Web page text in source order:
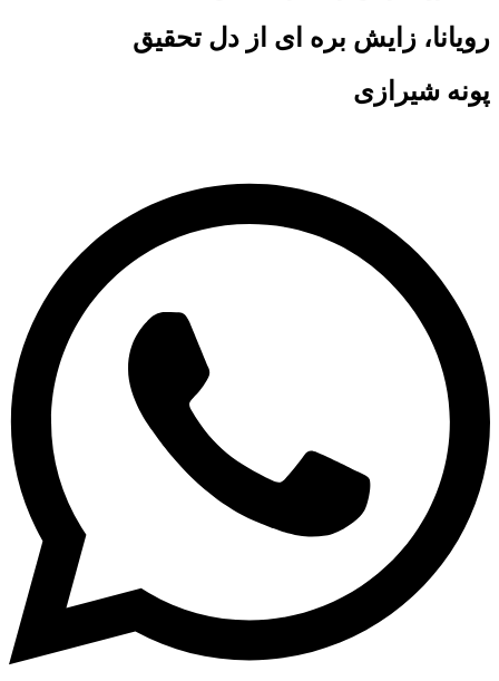
رویانا، زایش بره ای از دل تحقیق
پونه شیرازی